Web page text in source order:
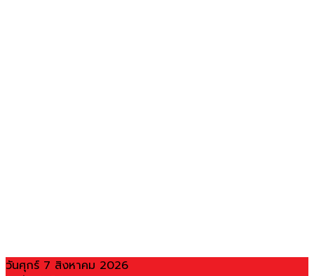
วันศุกร์ 7 สิงหาคม 2026